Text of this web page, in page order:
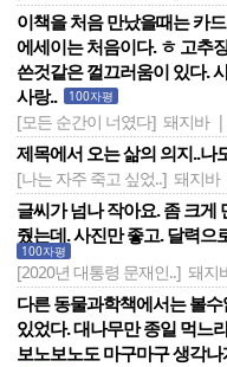
이책을 처음 만났을때는 카
에세이는 처음이다. ㅎ 고추
쓴것같은 껄끄러움이 있다.
사랑..
100자평
[모든 순간이 너였다] 돼지바 |
제목에서 오는 삶의 의지..나
[나는 자주 죽고 싶었..] 돼지바
글씨가 넘나 작아요. 좀 크게
줬는데. 사진만 좋고. 달력으
100자평
[2020년 대통령 문재인..] 돼지
다른 동물과학책에서는 볼
있었다. 대나무만 종일 먹느
보노보노도 마구마구 생각